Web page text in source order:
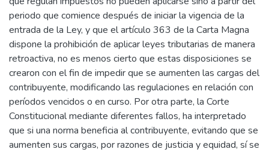
periodo que comience después de iniciar la vigencia de la
entrada de la Ley, y que el artículo 363 de la Carta Magna
dispone la prohibición de aplicar leyes tributarias de manera
retroactiva, no es menos cierto que estas disposiciones se
crearon con el fin de impedir que se aumenten las cargas del
contribuyente, modificando las regulaciones en relación con
períodos vencidos o en curso. Por otra parte, la Corte
Constitucional mediante diferentes fallos, ha interpretado
que si una norma beneficia al contribuyente, evitando que se
aumenten sus cargas, por razones de justicia y equidad, sí se